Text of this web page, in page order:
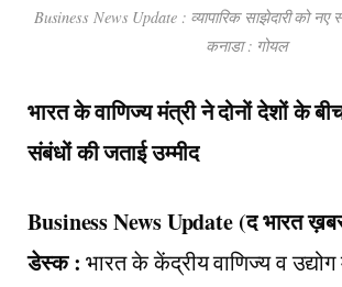
Business News Update : व्यापारिक साझेदारी को नए
कनाडा : गोयल
भारत के वाणिज्य मंत्री ने दोनों देशों के
संबंधों की जताई उम्मीद
Business News Update (द भारत
डेस्क : भारत के केंद्रीय वाणिज्य व उद्योग